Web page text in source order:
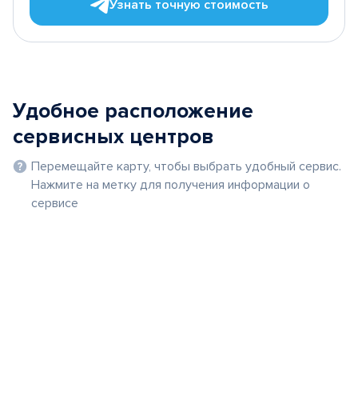
Узнать точную стоимость
Удобное расположение
сервисных центров
Перемещайте карту, чтобы выбрать удобный сервис.
Нажмите на метку для получения информации о
сервисе